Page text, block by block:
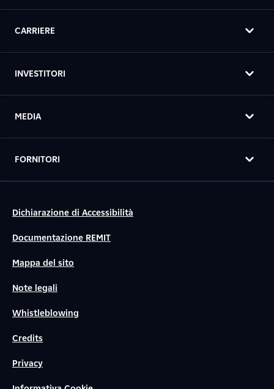
CARRIERE
INVESTITORI
MEDIA
FORNITORI
Dichiarazione di Accessibilità
Documentazione REMIT
Mappa del sito
Note legali
Whistleblowing
Credits
Privacy